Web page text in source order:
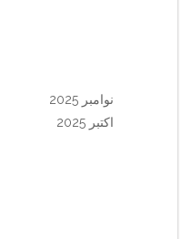
نوامبر 2025
اکتبر 2025